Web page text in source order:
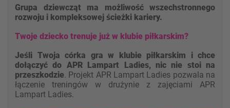
Grupa dziewcząt ma możliwość wszechstronnego
rozwoju i kompleksowej ścieżki kariery.
Twoje dziecko trenuje już w klubie piłkarskim?
Jeśli Twoja córka gra w klubie piłkarskim i chce
dołączyć do APR Lampart Ladies, nic nie stoi na
przeszkodzie. Projekt APR Lampart Ladies pozwala na
łączenie treningów w drużynie z zajęciami APR
Lampart Ladies.